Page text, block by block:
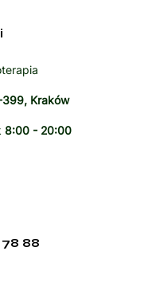
399, Kraków
8:00 - 20:00
78 88